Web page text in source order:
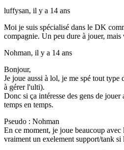
luffysan, il y a 14 ans
Moi je suis spécialisé dans le DK
compagnie. Un peu dure à jouer,
Nohman, il y a 14 ans
Bonjour,
Je joue aussi à lol, je me spé tout type
à gérer l'ulti).
Donc si ça intéresse des gens de
temps en temps.
Pseudo : Nohman
En ce moment, je joue beaucoup
vraiment un exelement support/tank si